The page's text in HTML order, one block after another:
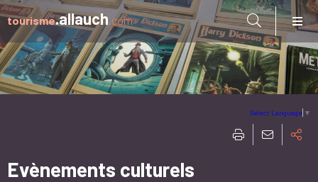
Aller à:
tourisme.allauch .com
Select Language ▼
Evènements culturels